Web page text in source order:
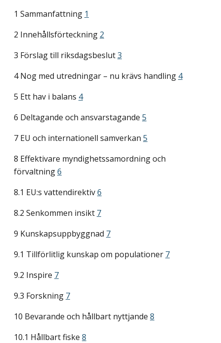
1 Sammanfattning 1
2 Innehållsförteckning 2
3 Förslag till riksdagsbeslut3
4 Nog med utredningar – nu krävs handling 4
5 Ett hav i balans 4
6 Deltagande och ansvarstagande 5
7 EU och internationell samverkan 5
8 Effektivare myndighetssamordning och
förvaltning6
8.1 EU:s vattendirektiv6
8.2 Senkommen insikt 7
9 Kunskapsuppbyggnad 7
9.1 Tillförlitlig kunskap om populationer 7
9.2 Inspire 7
9.3 Forskning 7
10 Bevarande och hållbart nyttjande 8
10.1 Hållbart fiske 8